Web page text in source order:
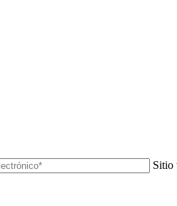
Sitio